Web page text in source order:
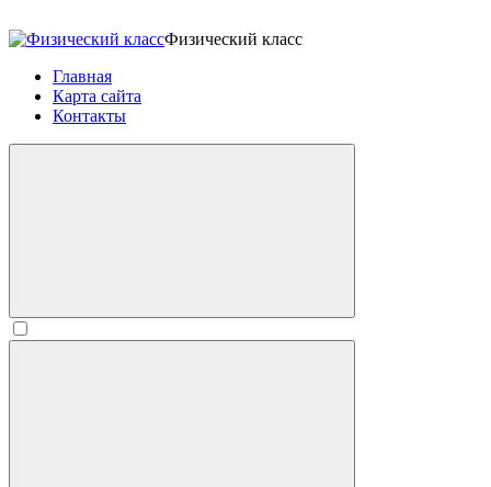
Физический класс
Главная
Карта сайта
Контакты